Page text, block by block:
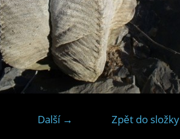
Další → Zpět do složky